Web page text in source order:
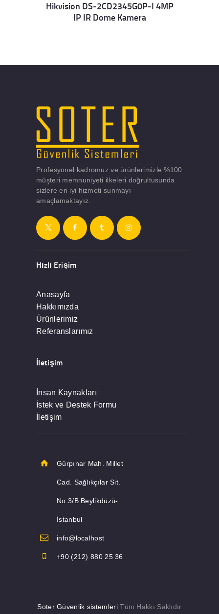
Details
Hikvision DS-2CD2345G0P-I 4MP
IP IR Dome Kamera
Profesyonel kadromuz ve ürünlerimizle %100
müşteri memnuniyeti ilkeleri doğrultusunda
sizlere en iyi hizmeti sunmayı
amaçlamaktayız.
Hızlı Erişim
Anasayfa
Hakkımızda
Ürünlerimiz
Referanslarımız
İletişim
İnsan Kaynakları
İstek ve Destek Formu
İletişim
Gürpınar Mah. Millet
Cad. Sağlıkçılar Sit.
No:3/B Beylikdüzü-
İstanbul
info@localhost
+90 (212) 880 25 36
Soter Güvenlik sistemleriTüm Hakkı Saklıdır